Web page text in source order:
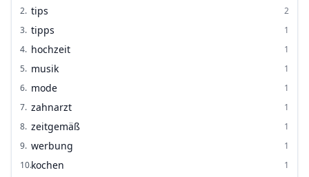
2. tips
2
3. tipps
1
4. hochzeit
1
5. musik
1
6. mode
1
7. zahnarzt
1
8. zeitgemäß
1
9. werbung
1
10.kochen
1